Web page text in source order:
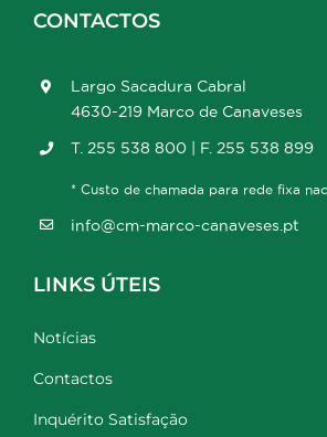
CONTACTOS
Largo Sacadura Cabral
4630-219 Marco de Canaveses
T. 255 538 800 | F. 255 538 899
* Custo de chamada para rede fixa
info@cm-marco-canaveses.pt
LINKS ÚTEIS
Notícias
Contactos
Inquérito Satisfação